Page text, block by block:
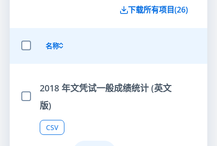
下载所有项目(26)
名称
选择项目
2018 年文凭试一般成绩统计 (英文
版)
CSV